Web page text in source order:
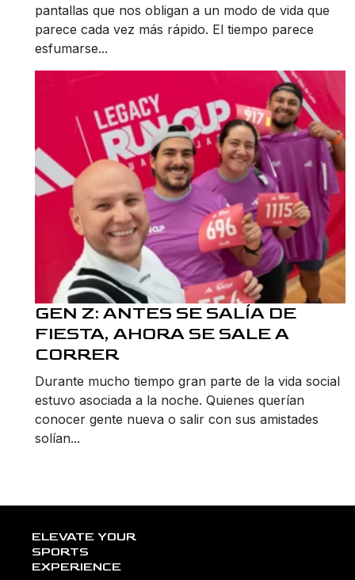
pantallas que nos obligan a un modo de vida que
parece cada vez más rápido. El tiempo parece
esfumarse...
GEN Z: ANTES SE SALÍA DE
FIESTA, AHORA SE SALE A
CORRER
Durante mucho tiempo gran parte de la vida social
estuvo asociada a la noche. Quienes querían
conocer gente nueva o salir con sus amistades
solían...
ELEVATE YOUR
SPORTS
EXPERIENCE